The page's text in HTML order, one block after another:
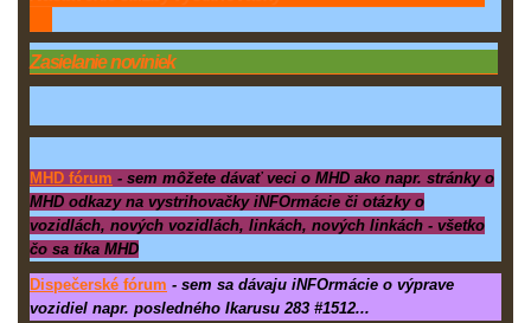
Zasielanie noviniek
MHD fórum - sem môžete dávať veci o MHD ako napr. stránky o
MHD odkazy na vystrihovačky iNFOrmácie či otázky o
vozidlách, nových vozidlách, linkách, nových linkách - všetko
čo sa tíka MHD
Dispečerské fórum - sem sa dávaju iNFOrmácie o výprave
vozidiel napr. posledného Ikarusu 283 #1512...